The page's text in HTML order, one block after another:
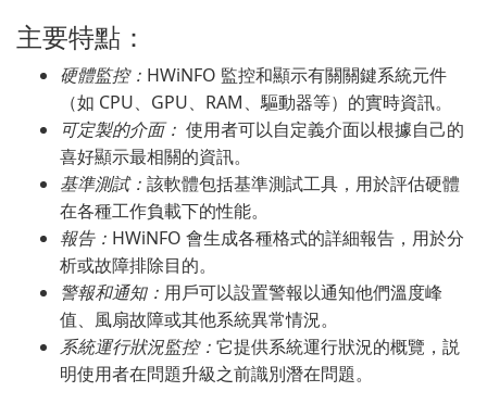
主要特點：
硬體監控： HWiNFO 監控和顯示有關關鍵系統元件
（如 CPU、GPU、RAM、驅動器等）的實時資訊。
可定製的介面： 使用者可以自定義介面以根據自己的
喜好顯示最相關的資訊。
基準測試： 該軟體包括基準測試工具，用於評估硬體
在各種工作負載下的性能。
報告： HWiNFO 會生成各種格式的詳細報告，用於分
析或故障排除目的。
警報和通知： 用戶可以設置警報以通知他們溫度峰
值、風扇故障或其他系統異常情況。
系統運行狀況監控： 它提供系統運行狀況的概覽，説
明使用者在問題升級之前識別潛在問題。